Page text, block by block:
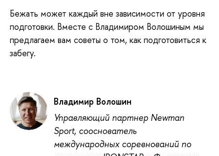
Бежать может каждый вне зависимости от уровня
подготовки. Вместе с Владимиром Волошиным мы
предлагаем вам советы о том, как подготовиться к
забегу.
Владимир Волошин
Управляющий партнер Newman
Sport, сооснователь
международных соревнований по